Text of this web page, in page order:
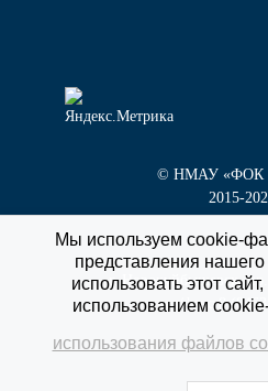
© НМАУ «ФОК
2015-
г. Новокуйбышевск,
тел/факс8
Мы используем cookie-
представления
использовать этот
использованием
использования файлов